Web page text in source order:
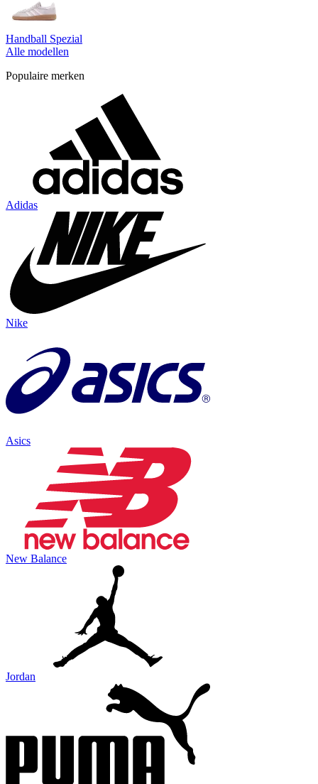
Handball Spezial
Alle modellen
Populaire merken
Adidas
Nike
Asics
New Balance
Jordan